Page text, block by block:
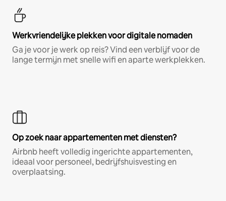
Werkvriendelijke plekken voor digitale nomaden
Ga je voor je werk op reis? Vind een verblijf voor de
lange termijn met snelle wifi en aparte werkplekken.
Op zoek naar appartementen met diensten?
Airbnb heeft volledig ingerichte appartementen,
ideaal voor personeel, bedrijfshuisvesting en
overplaatsing.